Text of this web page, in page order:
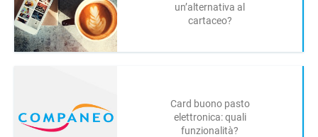
un’alternativa al
cartaceo?
Card buono pasto
elettronica: quali
funzionalità?